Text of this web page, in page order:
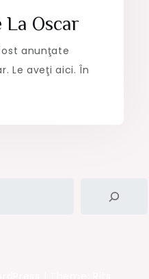
La Oscar
anunţate
Le aveţi aici. În